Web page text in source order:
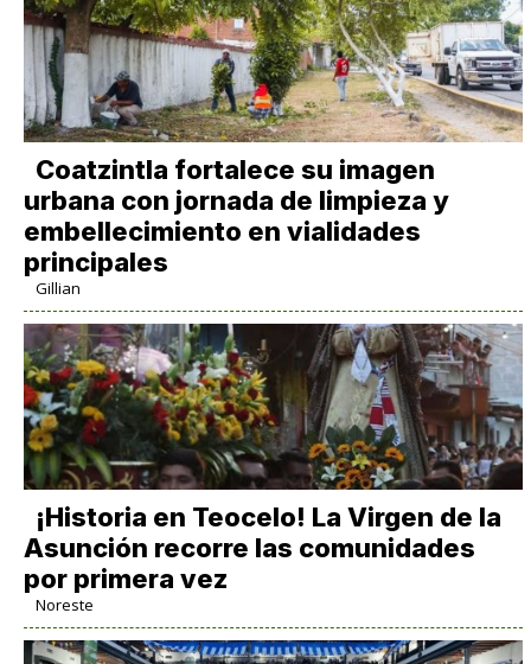
Coatzintla fortalece su imagen
urbana con jornada de limpieza y
embellecimiento en vialidades
principales
Gillian
​¡Historia en Teocelo! La Virgen de la
Asunción recorre las comunidades
por primera vez
Noreste